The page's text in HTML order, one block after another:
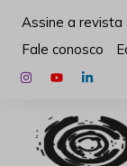
para
conteúdo
Assine a revista
Fale conosco